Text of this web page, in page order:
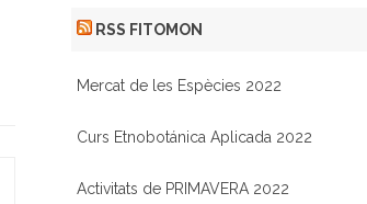
RSS FITOMON
Mercat de les Espècies 2022
Curs Etnobotánica Aplicada 2022
Activitats de PRIMAVERA 2022